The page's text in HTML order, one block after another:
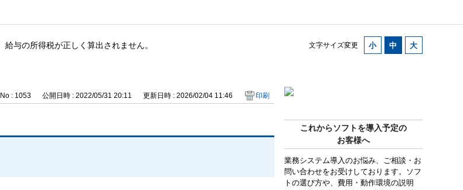
文字サイズ変更
給与の所得税が正しく算出されません。
これからソフトを導入予定の
お客様へ
業務システム導入のお悩み、ご相談・お
問い合わせをお受けしております。ソフ
トの選び方や、費用・動作環境の説明
No : 1053 公開日時 : 2022/05/31 20:11 更新日時 : 2026/02/04 11:46 印刷